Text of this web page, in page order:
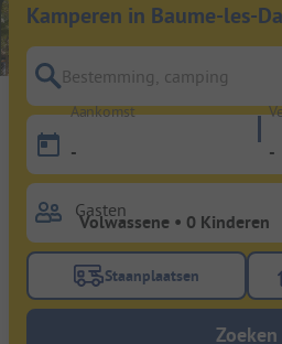
Kamperen in Baume-les-
Bestemming, camping
Aankomst
- -
Gasten
Gebruik de
Staanplaatsen
Zoeken